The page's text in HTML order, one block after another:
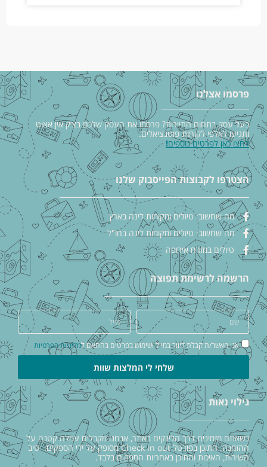
פרסמו אצלנו
בעל עסק בתחום התיירות? פרסמו את העסק שלכם בצ׳ק אין אאוט
ותגיעו לאלפי לקוחות פוטנציאלים.
לחצו כאן לפרטים נוספים!
הצטרפו לקבוצות הפייסבוק שלנו
מה שחשוב: טיולים ומקומות לינה בארץ
מה שחשוב: טיולים ומקומות לינה בחו"ל
טיולים במזרח אירופה
הרשמה לרשימת תפוצה
אני מאשר/ת קבלת דיוור במייל ושימוש בפרטים בהתאם למדיניות הפרטיות
שלחי לי המלצות שוות
גילוי נאות
כשאתם מזמינים דרך הלינקים באתר, אנחנו מקבלים עמלה קטנה על
ההזמנה. התוכן בפורטל Check in out מסופק על ידי הספקים. טיב
השירות, האיכות והתוכן באחריות הספקים בלבד.